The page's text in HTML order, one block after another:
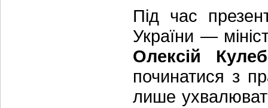
Під час
України —
Олексій
починатися з
лише